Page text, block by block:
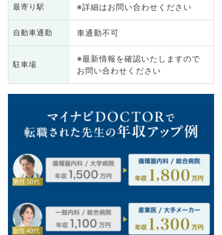
最寄り駅 ※詳細はお問い合わせください
自動車通勤 車通勤不可
駐車場
※最新情報を確認いたしますので
お問い合わせください